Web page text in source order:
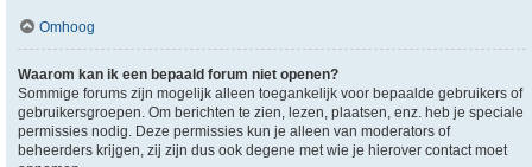
Omhoog
Waarom kan ik een bepaald forum niet openen?
Sommige forums zijn mogelijk alleen toegankelijk voor bepaalde gebruikers of
gebruikersgroepen. Om berichten te zien, lezen, plaatsen, enz. heb je speciale
permissies nodig. Deze permissies kun je alleen van moderators of
beheerders krijgen, zij zijn dus ook degene met wie je hierover contact moet